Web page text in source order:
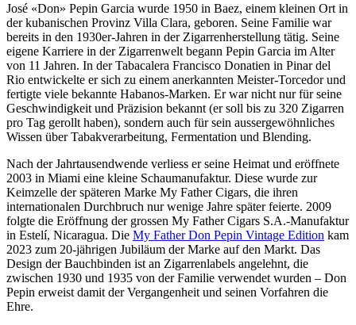
José «Don» Pepin Garcia wurde 1950 in Baez, einem kleinen Ort in
der kubanischen Provinz Villa Clara, geboren. Seine Familie war
bereits in den 1930er-Jahren in der Zigarrenherstellung tätig. Seine
eigene Karriere in der Zigarrenwelt begann Pepin Garcia im Alter
von 11 Jahren. In der Tabacalera Francisco Donatien in Pinar del
Rio entwickelte er sich zu einem anerkannten Meister-Torcedor und
fertigte viele bekannte Habanos-Marken. Er war nicht nur für seine
Geschwindigkeit und Präzision bekannt (er soll bis zu 320 Zigarren
pro Tag gerollt haben), sondern auch für sein aussergewöhnliches
Wissen über Tabakverarbeitung, Fermentation und Blending.
Nach der Jahrtausendwende verliess er seine Heimat und eröffnete
2003 in Miami eine kleine Schaumanufaktur. Diese wurde zur
Keimzelle der späteren Marke My Father Cigars, die ihren
internationalen Durchbruch nur wenige Jahre später feierte. 2009
folgte die Eröffnung der grossen My Father Cigars S.A.-Manufaktur
in Estelí, Nicaragua. Die My Father Don Pepin Vintage Edition kam
2023 zum 20-jährigen Jubiläum der Marke auf den Markt. Das
Design der Bauchbinden ist an Zigarrenlabels angelehnt, die
zwischen 1930 und 1935 von der Familie verwendet wurden – Don
Pepin erweist damit der Vergangenheit und seinen Vorfahren die
Ehre.